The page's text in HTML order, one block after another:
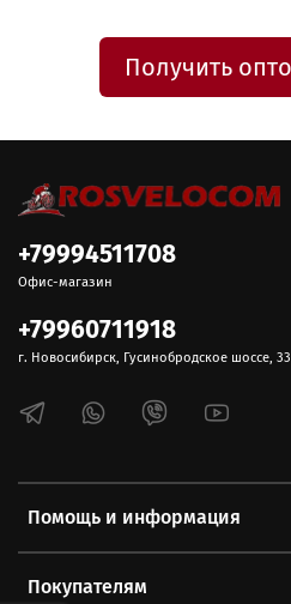
Получить
Помощь и информация
Покупателям
+79994511708
Офис-магазин
+79960711918
г. Новосибирск, Гусинобродское шоссе,